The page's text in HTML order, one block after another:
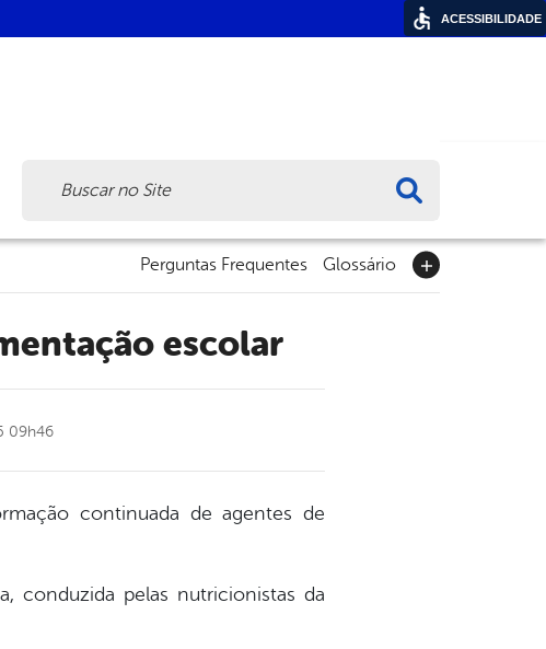
Perguntas Frequentes Glossário
escolar
09h46
continuada de agentes de
conduzida pelas nutricionistas da
ACESSIBILIDADE